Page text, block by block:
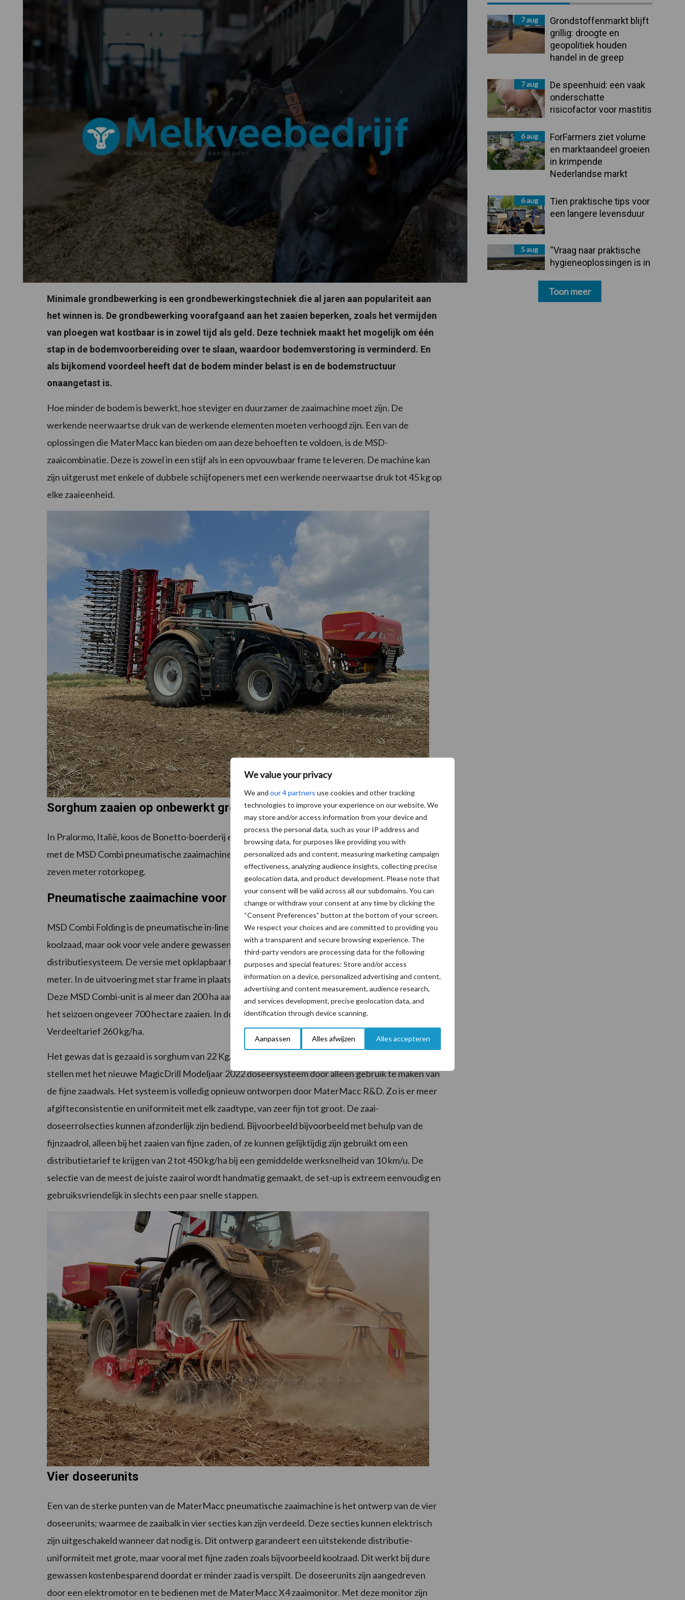
We value your privacy
We and our 4 partners use cookies and other tracking
technologies to improve your experience on our website. We
may store and/or access information from your device and
process the personal data, such as your IP address and
browsing data, for purposes like providing you with
personalized ads and content, measuring marketing campaign
effectiveness, analyzing audience insights, collecting precise
geolocation data, and product development. Please note that
your consent will be valid across all our subdomains. You can
change or withdraw your consent at any time by clicking the
“Consent Preferences” button at the bottom of your screen.
We respect your choices and are committed to providing you
with a transparent and secure browsing experience. The
third-party vendors are processing data for the following
purposes and special features: Store and/or access
information on a device, personalized advertising and content,
advertising and content measurement, audience research,
and services development, precise geolocation data, and
identification through device scanning.
Aanpassen Alles afwijzen Alles accepteren
Minimale grondbewerking is een grondbewerkingstechniek die al jaren aan populariteit aan
het winnen is. De grondbewerking voorafgaand aan het zaaien beperken, zoals het vermijden
van ploegen wat kostbaar is in zowel tijd als geld. Deze techniek maakt het mogelijk om één
stap in de bodemvoorbereiding over te slaan, waardoor bodemverstoring is verminderd. En
als bijkomend voordeel heeft dat de bodem minder belast is en de bodemstructuur
onaangetast is.
Hoe minder de bodem is bewerkt, hoe steviger en duurzamer de zaaimachine moet zijn. De
werkende neerwaartse druk van de werkende elementen moeten verhoogd zijn. Een van de
oplossingen die MaterMacc kan bieden om aan deze behoeften te voldoen, is de MSD-
zaaicombinatie. Deze is zowel in een stijf als in een opvouwbaar frame te leveren. De machine kan
zijn uitgerust met enkele of dubbele schijfopeners met een werkende neerwaartse druk tot 45 kg op
elke zaaieenheid.
Sorghum zaaien op onbewerkt grond
In Pralormo, Italië, koos de Bonetto-boerderij ervoor om sorghum te zaaien op onbewerkte grond
met de MSD Combi pneumatische zaaimachine in opklapbare uitvoering in combinatie met een
zeven meter rotorkopeg.
Pneumatische zaaimachine voor granen
MSD Combi Folding is de pneumatische in-line zaaimachine, niet alleen voor granen, veevoeder en
koolzaad, maar ook voor vele andere gewassen dankzij het nieuw ontworpen en verbeterde
distributiesysteem. De versie met opklapbaar frame maakt een werkbreedte mogelijk van 5 tot 7
meter. In de uitvoering met star frame in plaats daarvan gaat de werkbreedte van 2,5 naar 4 meter.
Deze MSD Combi-unit is al meer dan 200 ha aan het werk in de Bonetto-boerderij en zal eindigen in
het seizoen ongeveer 700 hectare zaaien. In de herfst worden triticale en tarwe gezaaid bij
Verdeeltarief 260 kg/ha.
Het gewas dat is gezaaid is sorghum van 22 Kg/ha, deze distributiesnelheid is ook eenvoudig in te
stellen met het nieuwe MagicDrill Modeljaar 2022 doseersysteem door alleen gebruik te maken van
de fijne zaadwals. Het systeem is volledig opnieuw ontworpen door MaterMacc R&D. Zo is er meer
afgifteconsistentie en uniformiteit met elk zaadtype, van zeer fijn tot groot. De zaai-
doseerrolsecties kunnen afzonderlijk zijn bediend. Bijvoorbeeld bijvoorbeeld met behulp van de
fijnzaadrol, alleen bij het zaaien van fijne zaden, of ze kunnen gelijktijdig zijn gebruikt om een
distributietarief te krijgen van 2 tot 450 kg/ha bij een gemiddelde werksnelheid van 10 km/u. De
selectie van de meest de juiste zaairol wordt handmatig gemaakt, de set-up is extreem eenvoudig en
gebruiksvriendelijk in slechts een paar snelle stappen.
Vier doseerunits
Een van de sterke punten van de MaterMacc pneumatische zaaimachine is het ontwerp van de vier
doseerunits; waarmee de zaaibalk in vier secties kan zijn verdeeld. Deze secties kunnen elektrisch
zijn uitgeschakeld wanneer dat nodig is. Dit ontwerp garandeert een uitstekende distributie-
uniformiteit met grote, maar vooral met fijne zaden zoals bijvoorbeeld koolzaad. Dit werkt bij dure
gewassen kostenbesparend doordat er minder zaad is verspilt. De doseerunits zijn aangedreven
door een elektromotor en te bedienen met de MaterMacc X4 zaaimonitor. Met deze monitor zijn
Sidebar7 aug
Grondstoffenmarkt blijft
grillig: droogte en
geopolitiek houden
handel in de greep
7 aug
De speenhuid: een vaak
onderschatte
risicofactor voor mastitis
6 aug
ForFarmers ziet volume
en marktaandeel groeien
in krimpende
Nederlandse markt
6 aug
Tien praktische tips voor
een langere levensduur
5 aug
“Vraag naar praktische
hygieneoplossingen is in
Toon meer